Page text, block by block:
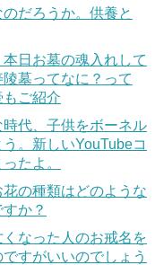
だろうか。供養と
日お墓の魂入れして
墓ってなに？って
ご紹介
代、子供をボーネル
。新しいYouTubeコ
たよ。
の種類はどのような
か？
なった人のお戒名を
すがいいのでしょう